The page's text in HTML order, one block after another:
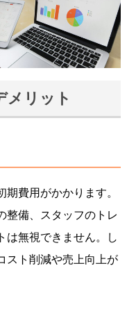
メリット
費用がかかります。
整備、スタッフのトレ
は無視できません。し
スト削減や売上向上が